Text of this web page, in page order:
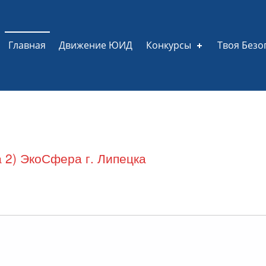
Главная Движение ЮИД Конкурсы Твоя
2) ЭкоСфера г. Липецка